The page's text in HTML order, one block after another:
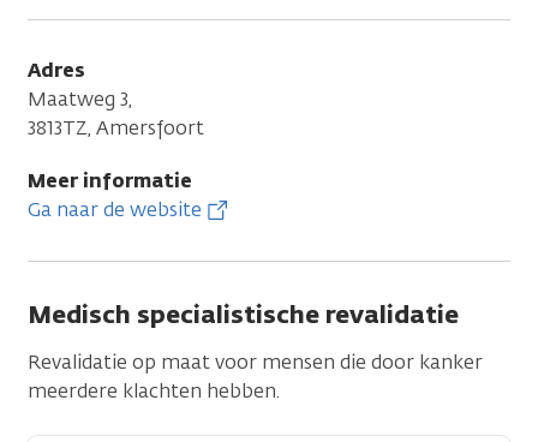
Adres
Maatweg 3,
3813TZ, Amersfoort
Meer informatie
Ga naar de website
Medisch specialistische revalidatie
Revalidatie op maat voor mensen die door kanker
meerdere klachten hebben.